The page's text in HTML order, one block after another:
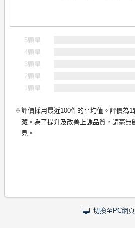
5顆星
4顆星
3顆星
2顆星
1顆星
評價採用最近100件的平均值。評價為
藏。為了提升及改善上課品質，請毫無
見。
切換至PC網